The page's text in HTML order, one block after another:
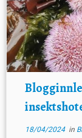
18/04/2024in